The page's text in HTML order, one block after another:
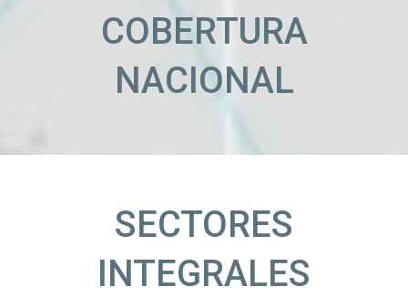
COBERTURA
NACIONAL
SECTORES
INTEGRALES